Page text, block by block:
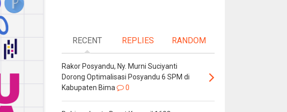
RECENT REPLIES RANDOM
Rakor Posyandu, Ny. Murni Suciyanti
Dorong Optimalisasi Posyandu 6 SPM di
Kabupaten Bima
0